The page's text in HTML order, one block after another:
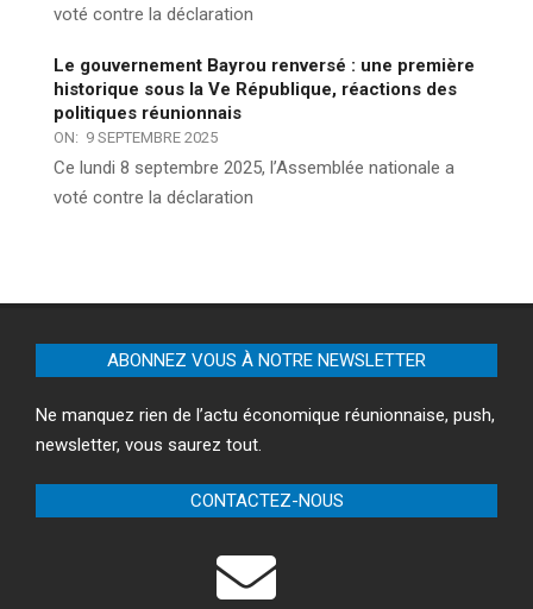
voté contre la déclaration
Le gouvernement Bayrou renversé : une première
historique sous la Ve République, réactions des
politiques réunionnais
ON: 9 SEPTEMBRE 2025
Ce lundi 8 septembre 2025, l’Assemblée nationale a
voté contre la déclaration
ABONNEZ VOUS À NOTRE NEWSLETTER
Ne manquez rien de l’actu économique réunionnaise, push,
newsletter, vous saurez tout.
CONTACTEZ-NOUS